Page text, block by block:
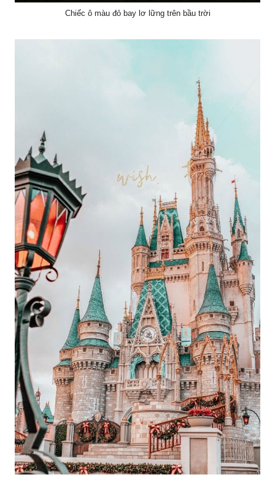
Chiếc ô màu đỏ bay lơ lững trên bầu trời